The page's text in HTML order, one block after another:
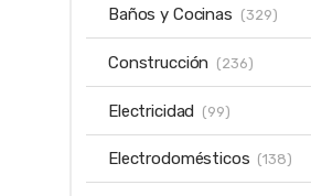
Baños y Cocinas (329)
Construcción (236)
Electricidad (99)
Electrodomésticos (138)